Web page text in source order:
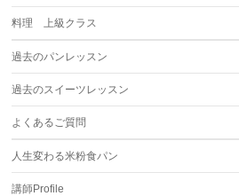
料理 上級クラス
過去のパンレッスン
過去のスイーツレッスン
よくあるご質問
人生変わる米粉食パン
講師Profile